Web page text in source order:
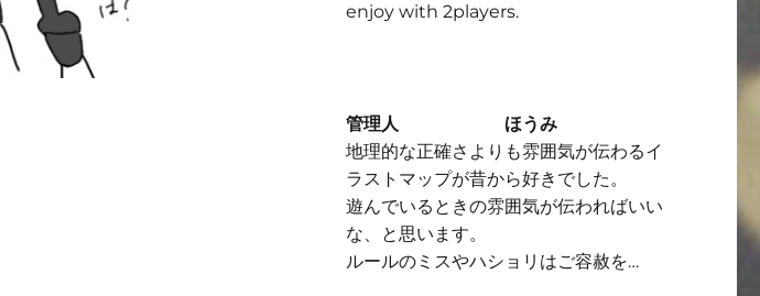
enjoy with 2players.
管理人 ほうみ
地理的な正確さよりも雰囲気が伝わるイ
ラストマップが昔から好きでした。
遊んでいるときの雰囲気が伝わればいい
な、と思います。
ルールのミスやハショリはご容赦を…